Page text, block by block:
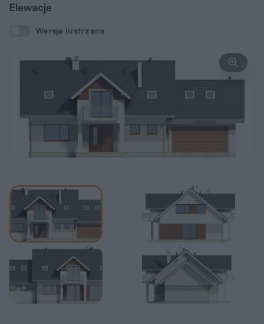
Elewacje
Wersja lustrzana
Wersja lustrzana